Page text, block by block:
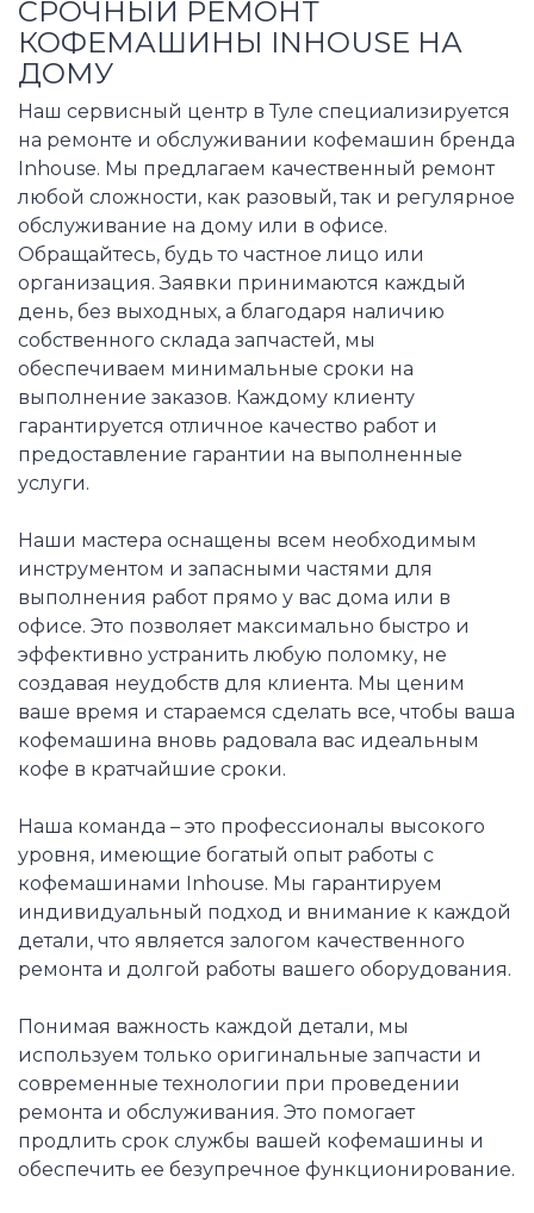
СРОЧНЫЙ РЕМОНТ
КОФЕМАШИНЫ INHOUSE НА
ДОМУ
Наш сервисный центр в Туле специализируется
на ремонте и обслуживании кофемашин бренда
Inhouse. Мы предлагаем качественный ремонт
любой сложности, как разовый, так и регулярное
обслуживание на дому или в офисе.
Обращайтесь, будь то частное лицо или
организация. Заявки принимаются каждый
день, без выходных, а благодаря наличию
собственного склада запчастей, мы
обеспечиваем минимальные сроки на
выполнение заказов. Каждому клиенту
гарантируется отличное качество работ и
предоставление гарантии на выполненные
услуги.
Наши мастера оснащены всем необходимым
инструментом и запасными частями для
выполнения работ прямо у вас дома или в
офисе. Это позволяет максимально быстро и
эффективно устранить любую поломку, не
создавая неудобств для клиента. Мы ценим
ваше время и стараемся сделать все, чтобы ваша
кофемашина вновь радовала вас идеальным
кофе в кратчайшие сроки.
Наша команда – это профессионалы высокого
уровня, имеющие богатый опыт работы с
кофемашинами Inhouse. Мы гарантируем
индивидуальный подход и внимание к каждой
детали, что является залогом качественного
ремонта и долгой работы вашего оборудования.
Понимая важность каждой детали, мы
используем только оригинальные запчасти и
современные технологии при проведении
ремонта и обслуживания. Это помогает
продлить срок службы вашей кофемашины и
обеспечить ее безупречное функционирование.